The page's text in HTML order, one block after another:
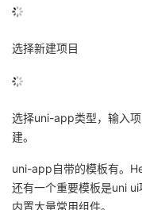
选择新建项目
选择uni-app类型，输入
建。
uni-app自带的模板有。
还有一个重要模板是uni
内置大量常用组件。